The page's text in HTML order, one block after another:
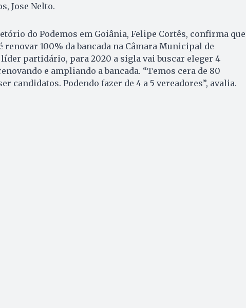
Jose Nelto.
do Podemos em Goiânia, Felipe Cortês, confirma que
renovar 100% da bancada na Câmara Municipal de
líder partidário, para 2020 a sigla vai buscar eleger 4
e ampliando a bancada. “Temos cera de 80
candidatos. Podendo fazer de 4 a 5 vereadores”, avalia.